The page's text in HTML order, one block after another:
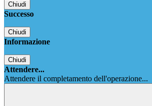
Chiudi
Successo
Chiudi
Informazione
Chiudi
Attendere...
Attendere il completamento dell'operazione...